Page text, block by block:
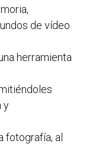
de vídeo
herramienta
y
fotografía, al